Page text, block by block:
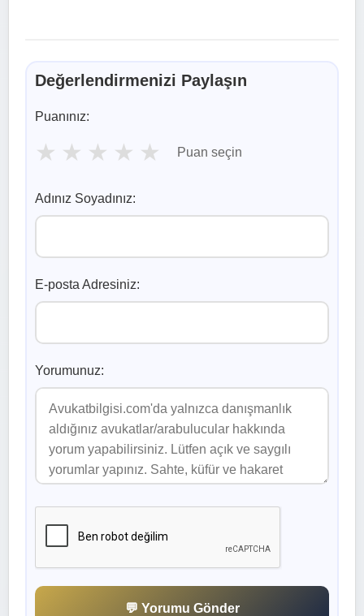
Değerlendirmenizi Paylaşın
Puanınız:
★ ★ ★ ★ ★ Puan seçin
Adınız Soyadınız:
E-posta Adresiniz:
Yorumunuz:
💬 Yorumu Gönder